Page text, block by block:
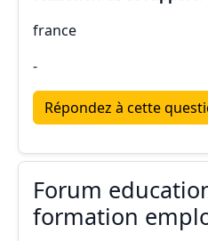
france
-
Répondez à cette
Forum
formation